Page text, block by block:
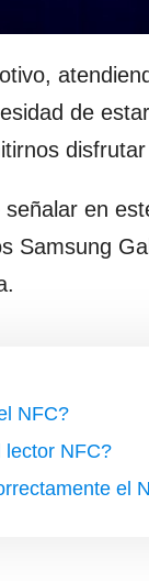
de
en
Samsung
NFC?
lector NFC?
el